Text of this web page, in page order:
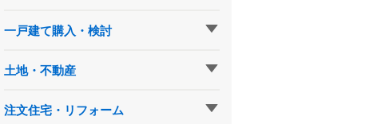
一戸建て購入・検討
土地・不動産
注文住宅・リフォーム